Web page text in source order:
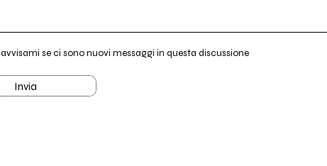
avvisami se ci sono nuovi messaggi in questa discussione
Invia